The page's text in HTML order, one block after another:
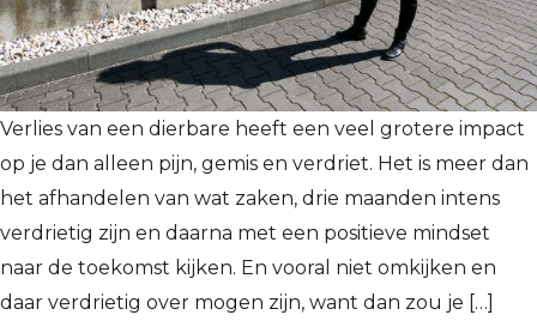
Verlies van een dierbare heeft een veel grotere impact
op je dan alleen pijn, gemis en verdriet. Het is meer dan
het afhandelen van wat zaken, drie maanden intens
verdrietig zijn en daarna met een positieve mindset
naar de toekomst kijken. En vooral niet omkijken en
daar verdrietig over mogen zijn, want dan zou je […]